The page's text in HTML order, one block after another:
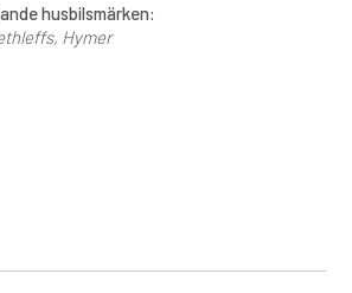
husbilsmärken:
Hymer